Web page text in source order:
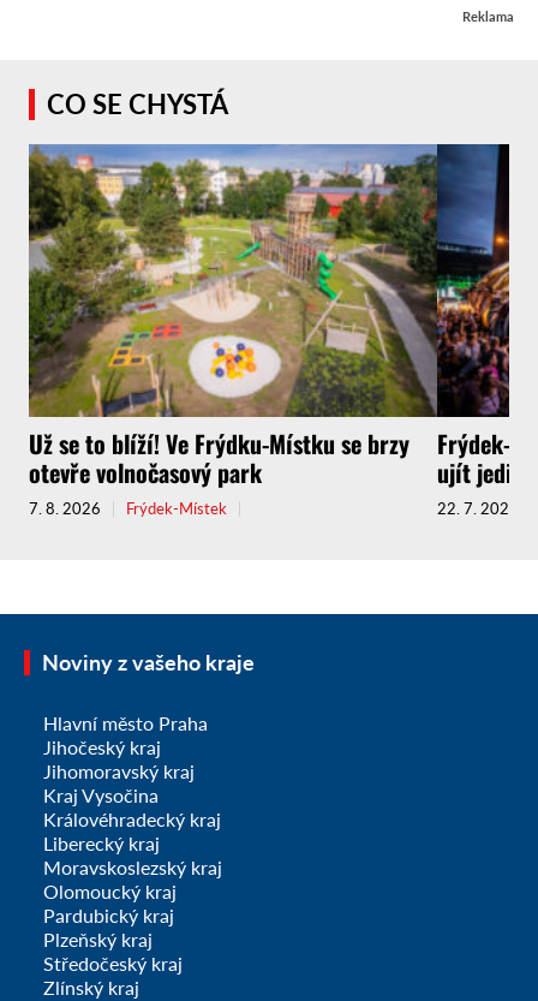
Reklama
CO SE CHYSTÁ
Už se to blíží! Ve Frýdku-Místku se brzy
otevře volnočasový park
7. 8. 2026 Frýdek-Místek
Frýdek-
ujít
22. 7. 2026
Noviny z vašeho kraje
Hlavní město Praha
Jihočeský kraj
Jihomoravský kraj
Kraj Vysočina
Královéhradecký kraj
Liberecký kraj
Moravskoslezský kraj
Olomoucký kraj
Pardubický kraj
Plzeňský kraj
Středočeský kraj
Zlínský kraj